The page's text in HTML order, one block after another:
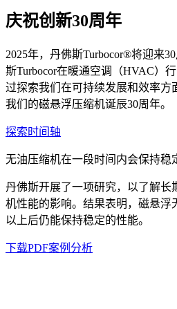
庆祝创新30周年
2025年，丹佛斯Turbocor®将迎来
斯Turbocor在暖通空调（HVAC）
过探索我们在可持续发展和效率方
我们的磁悬浮压缩机诞辰30周年。
探索时间轴
无油压缩机在一段时间内会保持稳
丹佛斯开展了一项研究，以了解
机性能的影响。结果表明，磁悬浮
以上后仍能保持稳定的性能。
下载PDF案例分析